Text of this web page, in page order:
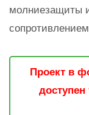
молниезащиты
Проект в